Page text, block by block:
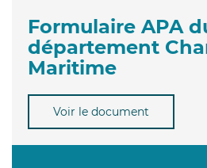
Formulaire APA
département
Maritime
Voir le document